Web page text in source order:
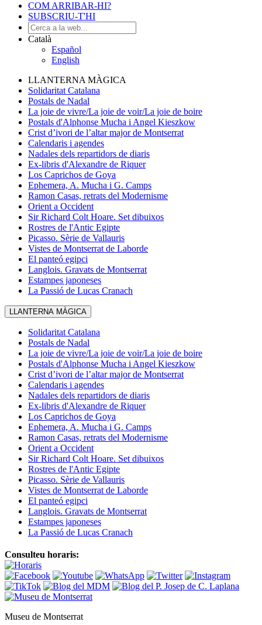
COM ARRIBAR-HI?
SUBSCRIU-T'HI
Català
Español
English
LLANTERNA MÀGICA
Solidaritat Catalana
Postals de Nadal
La joie de vivre/La joie de voir/La joie de boire
Postals d'Alphonse Mucha i Angel Kieszkow
Crist d’ivori de l’altar major de Montserrat
Calendaris i agendes
Nadales dels repartidors de diaris
Ex-libris d'Alexandre de Riquer
Los Caprichos de Goya
Ephemera, A. Mucha i G. Camps
Ramon Casas, retrats del Modernisme
Orient a Occident
Sir Richard Colt Hoare. Set dibuixos
Rostres de l'Antic Egipte
Picasso. Sèrie de Vallauris
Vistes de Montserrat de Laborde
El panteó egipci
Langlois. Gravats de Montserrat
Estampes japoneses
La Passió de Lucas Cranach
LLANTERNA MÀGICA
Solidaritat Catalana
Postals de Nadal
La joie de vivre/La joie de voir/La joie de boire
Postals d'Alphonse Mucha i Angel Kieszkow
Crist d’ivori de l’altar major de Montserrat
Calendaris i agendes
Nadales dels repartidors de diaris
Ex-libris d'Alexandre de Riquer
Los Caprichos de Goya
Ephemera, A. Mucha i G. Camps
Ramon Casas, retrats del Modernisme
Orient a Occident
Sir Richard Colt Hoare. Set dibuixos
Rostres de l'Antic Egipte
Picasso. Sèrie de Vallauris
Vistes de Montserrat de Laborde
El panteó egipci
Langlois. Gravats de Montserrat
Estampes japoneses
La Passió de Lucas Cranach
Consulteu horaris:
Museu de Montserrat